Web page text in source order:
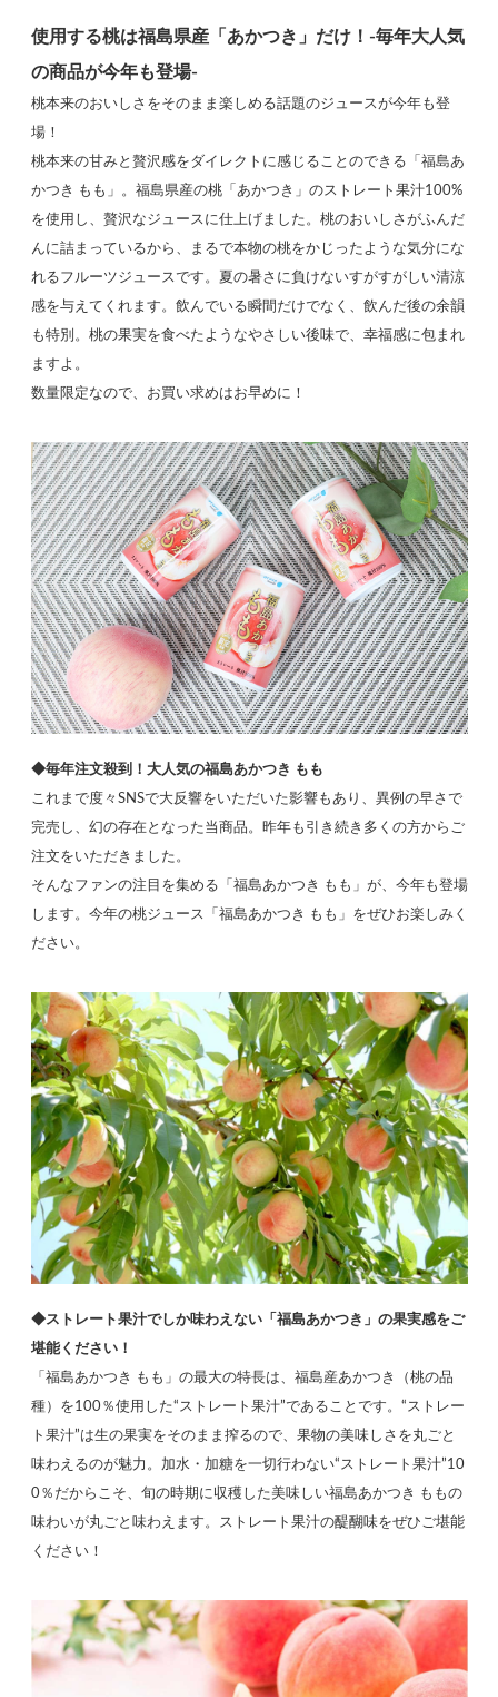
使用する桃は福島県産「あかつき」だけ！-毎年大人気
の商品が今年も登場-
桃本来のおいしさをそのまま楽しめる話題のジュースが今年も登
場！
桃本来の甘みと贅沢感をダイレクトに感じることのできる「福島あ
かつき もも」。福島県産の桃「あかつき」のストレート果汁100%
を使用し、贅沢なジュースに仕上げました。桃のおいしさがふんだ
んに詰まっているから、まるで本物の桃をかじったような気分にな
れるフルーツジュースです。夏の暑さに負けないすがすがしい清涼
感を与えてくれます。飲んでいる瞬間だけでなく、飲んだ後の余韻
も特別。桃の果実を食べたようなやさしい後味で、幸福感に包まれ
ますよ。
数量限定なので、お買い求めはお早めに！
◆毎年注文殺到！大人気の福島あかつき もも
これまで度々SNSで大反響をいただいた影響もあり、異例の早さで
完売し、幻の存在となった当商品。昨年も引き続き多くの方からご
注文をいただきました。
そんなファンの注目を集める「福島あかつき もも」が、今年も登場
します。今年の桃ジュース「福島あかつき もも」をぜひお楽しみく
ださい。
◆ストレート果汁でしか味わえない「福島あかつき」の果実感をご
堪能ください！
「福島あかつき もも」の最大の特長は、福島産あかつき（桃の品
種）を100％使用した“ストレート果汁”であることです。“ストレー
ト果汁”は生の果実をそのまま搾るので、果物の美味しさを丸ごと
味わえるのが魅力。加水・加糖を一切行わない“ストレート果汁”10
0％だからこそ、旬の時期に収穫した美味しい福島あかつき ももの
味わいが丸ごと味わえます。ストレート果汁の醍醐味をぜひご堪能
ください！